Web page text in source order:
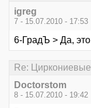
igreg
7 - 15.07.2010 - 17:53
6-ГрадЪ > Да,
Re:
Doctorstom
8 - 15.07.2010 - 19:42